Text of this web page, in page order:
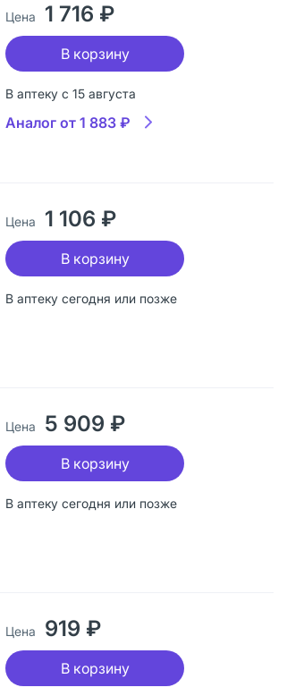
В аптеку с 15 августа
Цена 1 716 ₽
В корзину
Аналог от 1 883 ₽
В аптеку сегодня или позже
Цена 1 106 ₽
В корзину
В аптеку сегодня или позже
Цена 5 909 ₽
В корзину
Цена 919 ₽
В корзину